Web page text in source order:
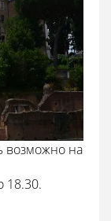
возможно на
18.30.